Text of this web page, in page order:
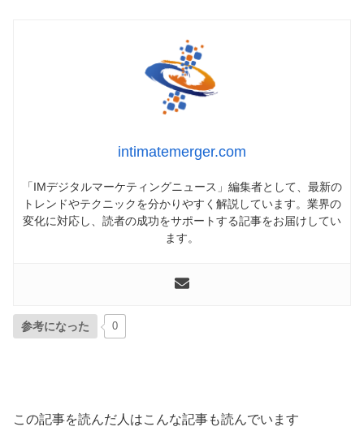
intimatemerger.com
「IMデジタルマーケティングニュース」編集者として、最新の
トレンドやテクニックを分かりやすく解説しています。業界の
変化に対応し、読者の成功をサポートする記事をお届けしてい
ます。
参考になった 0
この記事を読んだ人はこんな記事も読んでいます